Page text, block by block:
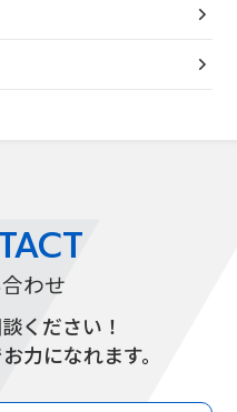
わせ
ください！
力になれます。